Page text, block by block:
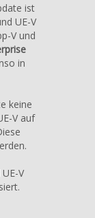
ist
UE-V
V und
in
keine
V auf
V